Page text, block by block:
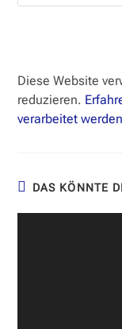
(optional)
Diese Website
reduzieren.
verarbeitet
DAS KÖNNTE